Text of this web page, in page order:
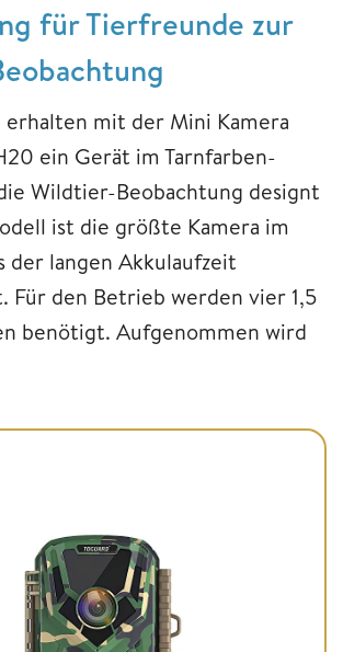
für Tierfreunde zur
mit der Mini Kamera
ein Gerät im Tarnfarben-
Wildtier-Beobachtung designt
ist die größte Kamera im
der langen Akkulaufzeit
Für den Betrieb werden vier 1,5
benötigt. Aufgenommen wird